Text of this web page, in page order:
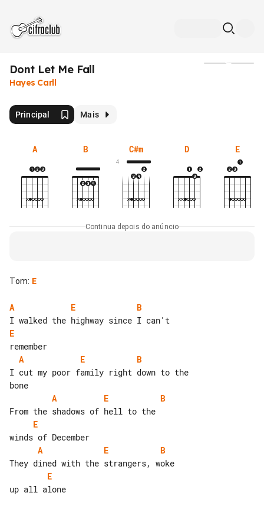
Dont Let Me Fall
Hayes Carll
Principal Mais
A B C#m
4
D E
Continua depois do anúncio
Tom: E
A E
B
E
A
E
B
I cut my poor family right down to the
A
E
B
E
A
E
B
E
up all alone